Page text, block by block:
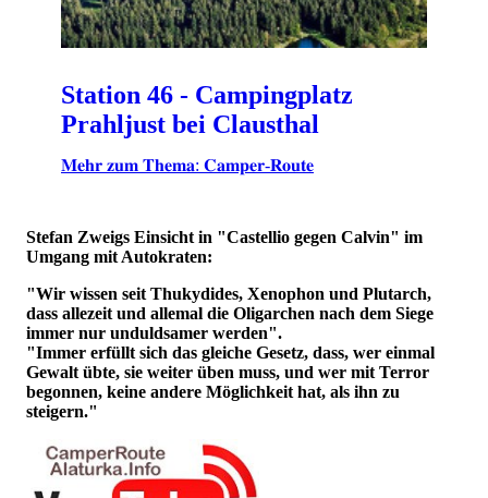
Station 46 - Campingplatz
Prahljust bei Clausthal
𝐌𝐞𝐡𝐫 𝐳𝐮𝐦 𝐓𝐡𝐞𝐦𝐚: 𝐂𝐚𝐦𝐩𝐞𝐫-𝐑𝐨𝐮𝐭𝐞
Stefan Zweigs Einsicht in "Castellio gegen Calvin" im
Umgang mit Autokraten:
"Wir wissen seit Thukydides, Xenophon und Plutarch,
dass allezeit und allemal die Oligarchen nach dem Siege
immer nur unduldsamer werden".
"Immer erfüllt sich das gleiche Gesetz, dass, wer einmal
Gewalt übte, sie weiter üben muss, und wer mit Terror
begonnen, keine andere Möglichkeit hat, als ihn zu
steigern."